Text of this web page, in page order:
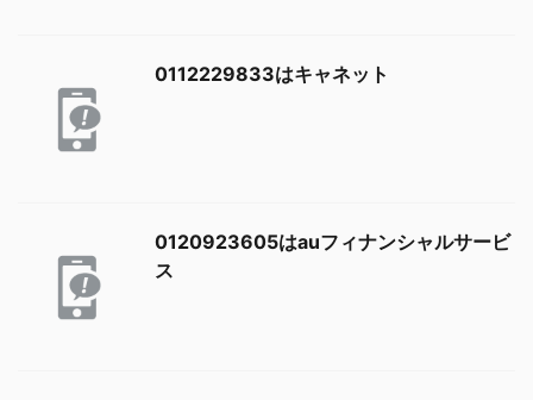
0112229833はキャネット
0120923605はauフィナンシャルサービ
ス